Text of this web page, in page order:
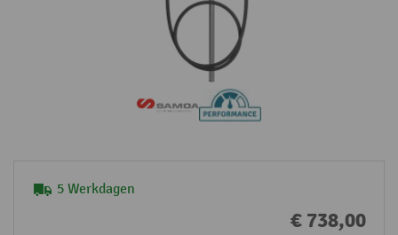
5 Werkdagen
€ 738,00